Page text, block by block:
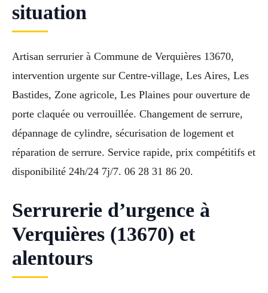
situation
Artisan serrurier à Commune de Verquières 13670,
intervention urgente sur Centre-village, Les Aires, Les
Bastides, Zone agricole, Les Plaines pour ouverture de
porte claquée ou verrouillée. Changement de serrure,
dépannage de cylindre, sécurisation de logement et
réparation de serrure. Service rapide, prix compétitifs et
disponibilité 24h/24 7j/7. 06 28 31 86 20.
Serrurerie d’urgence à
Verquières (13670) et
alentours